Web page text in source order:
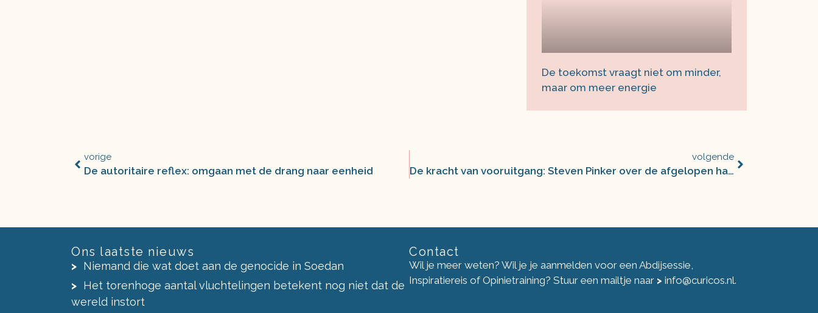
De toekomst vraagt niet om minder,
maar om meer energie
vorige
De autoritaire reflex: omgaan met de drang naar eenheid
volgende
De kracht van vooruitgang: Steven Pinker over de afgelopen halve eeuw
Ons laatste nieuws
Niemand die wat doet aan de genocide in Soedan
Het torenhoge aantal vluchtelingen betekent nog niet dat de
wereld instort
Contact
Wil je meer weten? Wil je je aanmelden voor een Abdijsessie,
Inspiratiereis of Opinietraining? Stuur een mailtje naar > info@curicos.nl.